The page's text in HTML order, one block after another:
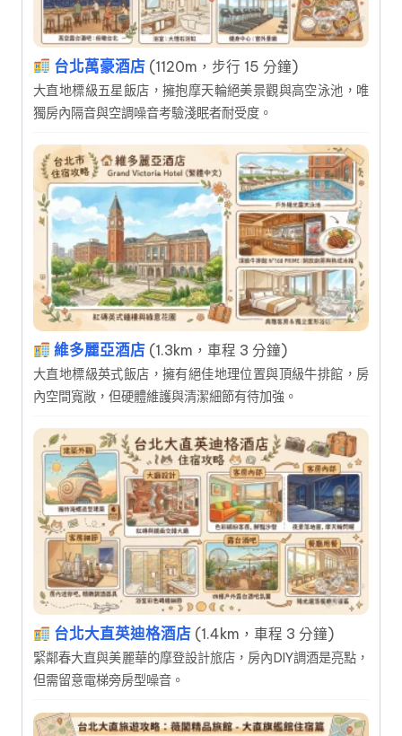
台北萬豪酒店 (1120m，步行 15 分鐘)
大直地標級五星飯店，擁抱摩天輪絕美景觀與高空泳池，唯
獨房內隔音與空調噪音考驗淺眠者耐受度。
維多麗亞酒店 (1.3km，車程 3 分鐘)
大直地標級英式飯店，擁有絕佳地理位置與頂級牛排館，房
內空間寬敞，但硬體維護與清潔細節有待加強。
台北大直英迪格酒店 (1.4km，車程 3 分鐘)
緊鄰春大直與美麗華的摩登設計旅店，房內DIY調酒是亮點，
但需留意電梯旁房型噪音。